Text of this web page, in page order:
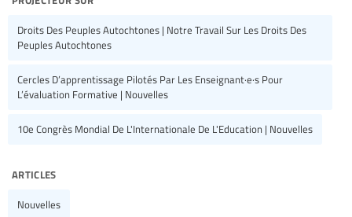
Droits Des Peuples Autochtones | Notre Travail Sur Les Droits Des
Peuples Autochtones
Cercles D’apprentissage Pilotés Par Les Enseignant·e·s Pour
L’évaluation Formative | Nouvelles
10e Congrès Mondial De L'Internationale De L'Education | Nouvelles
articles
Nouvelles